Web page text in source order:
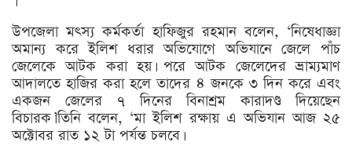
উপজেলা মৎস্য কর্মকর্তা হাফিজুর রহমান বলেন, ‘নিষেধাজ্ঞা
অমান্য করে ইলিশ ধরার অভিযোগে অভিযানে জেলে পাঁচ
জেলেকে আটক করা হয়। পরে আটক জেলেদের ভ্রাম্যমাণ
আদালতে হাজির করা হলে তাদের ৪ জনকে ৩ দিন করে এবং
একজন জেলের ৭ দিনের বিনাশ্রম কারাদণ্ড দিয়েছেন
বিচারক।’তিনি বলেন, ‘মা ইলিশ রক্ষায় এ অভিযান আজ ২৫
অক্টোবর রাত ১২ টা পর্যন্ত চলবে।